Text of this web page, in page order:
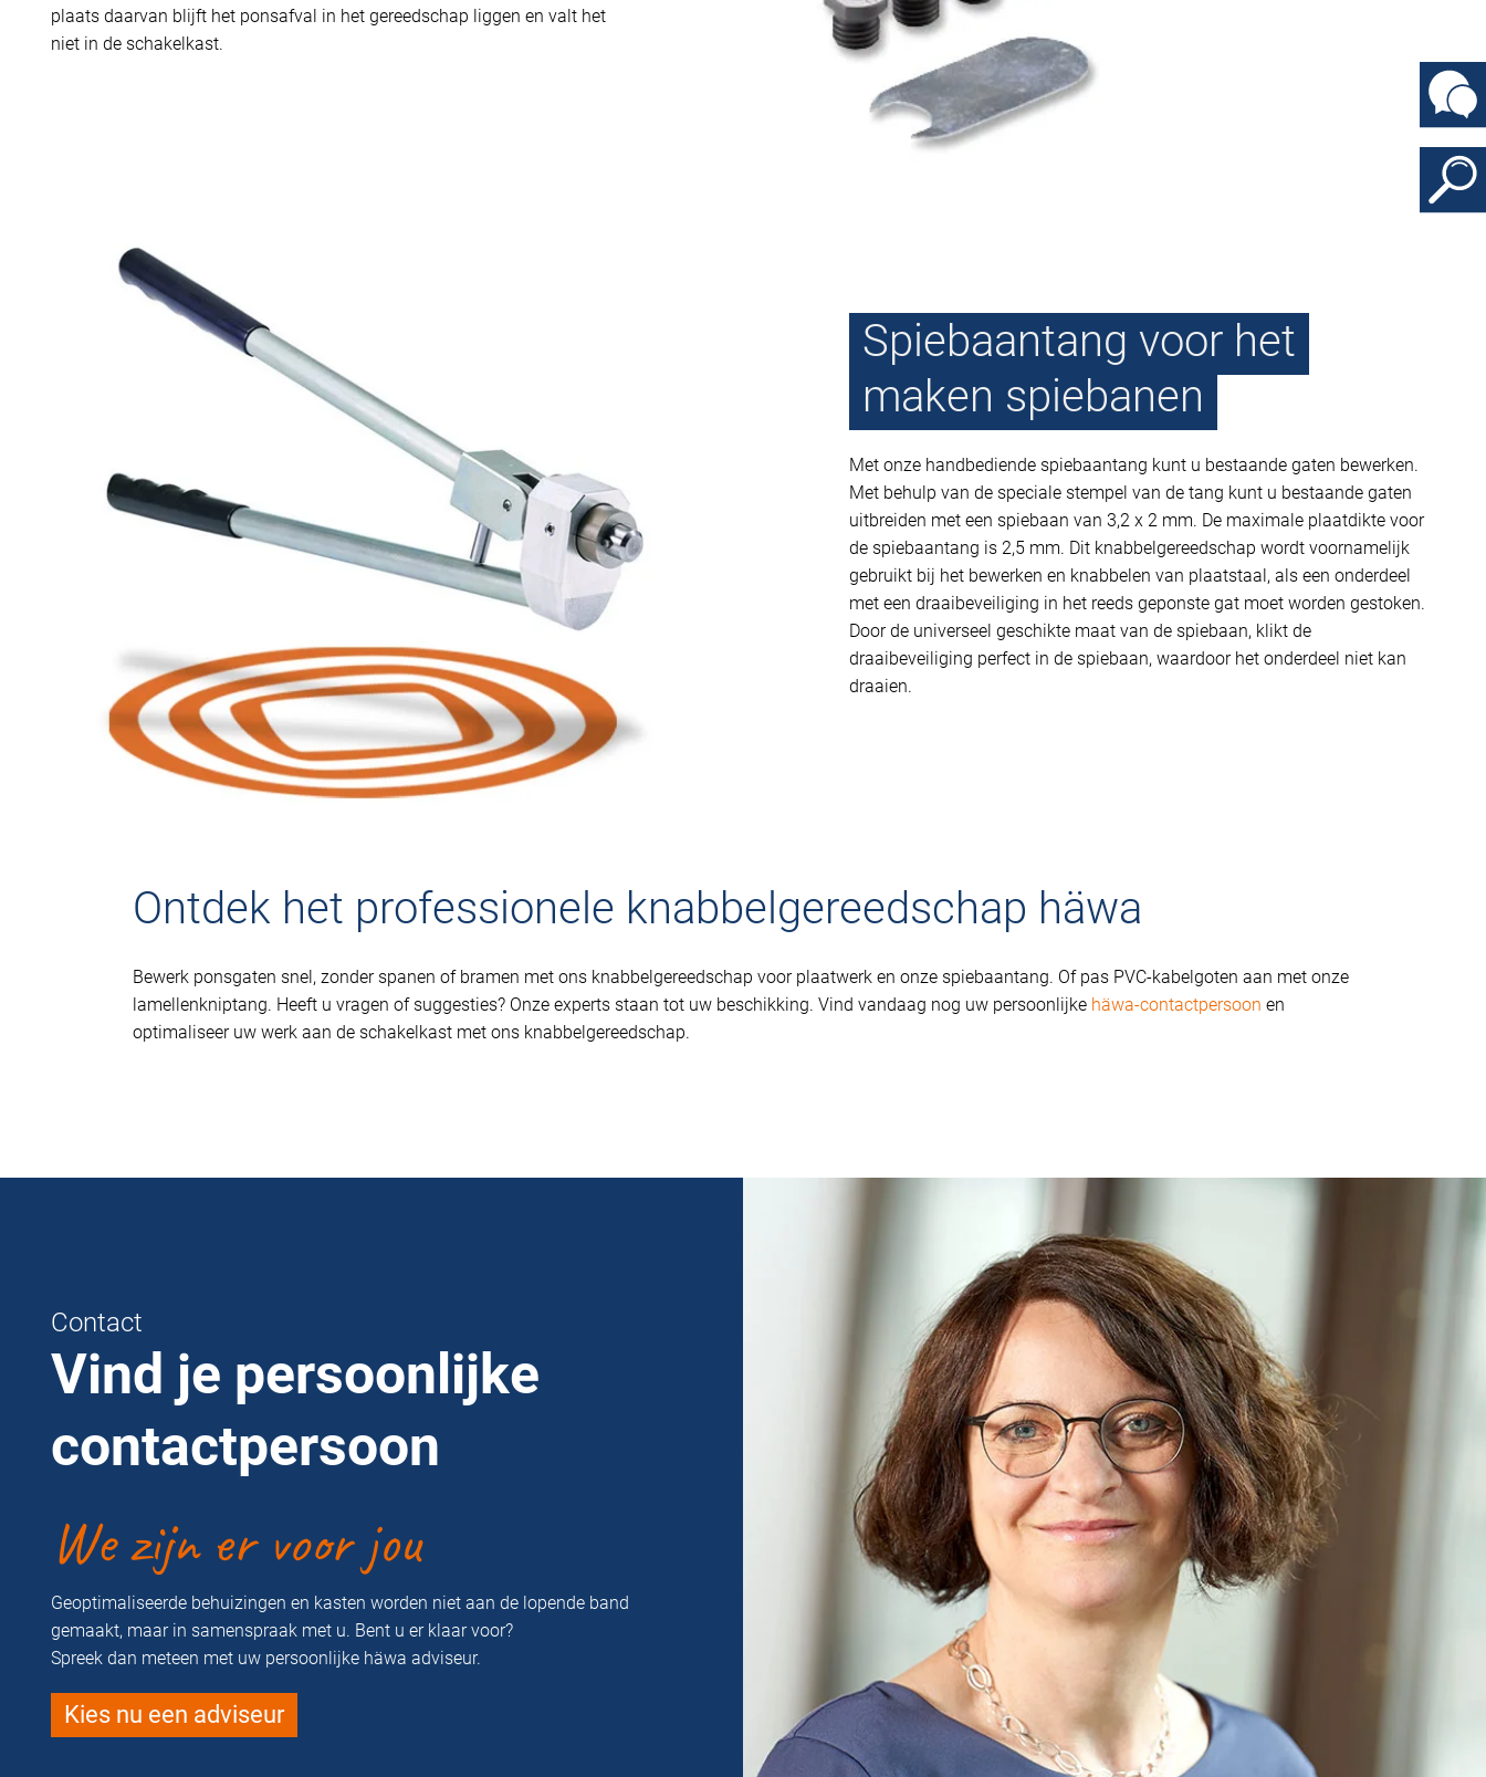
plaats daarvan blijft het ponsafval in het gereedschap liggen en valt het
niet in de schakelkast.
Spiebaantang voor het
maken spiebanen
Met onze handbediende spiebaantang kunt u bestaande gaten bewerken.
Met behulp van de speciale stempel van de tang kunt u bestaande gaten
uitbreiden met een spiebaan van 3,2 x 2 mm. De maximale plaatdikte voor
de spiebaantang is 2,5 mm. Dit knabbelgereedschap wordt voornamelijk
gebruikt bij het bewerken en knabbelen van plaatstaal, als een onderdeel
met een draaibeveiliging in het reeds geponste gat moet worden gestoken.
Door de universeel geschikte maat van de spiebaan, klikt de
draaibeveiliging perfect in de spiebaan, waardoor het onderdeel niet kan
draaien.
Ontdek het professionele knabbelgereedschap häwa
Bewerk ponsgaten snel, zonder spanen of bramen met ons knabbelgereedschap voor plaatwerk en onze spiebaantang. Of pas PVC-kabelgoten aan met onze
lamellenkniptang. Heeft u vragen of suggesties? Onze experts staan tot uw beschikking. Vind vandaag nog uw persoonlijke häwa-contactpersoon en
optimaliseer uw werk aan de schakelkast met ons knabbelgereedschap.
Contact
Vind je persoonlijke
contactpersoon
We zijn er voor jou
Geoptimaliseerde behuizingen en kasten worden niet aan de lopende band
gemaakt, maar in samenspraak met u. Bent u er klaar voor?
Spreek dan meteen met uw persoonlijke häwa adviseur.
Kies nu een adviseur